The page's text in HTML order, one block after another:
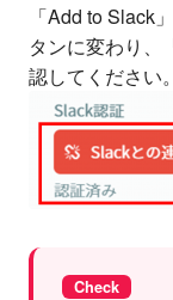
「Add to Slack
タンに変わり、
認してください。
Check